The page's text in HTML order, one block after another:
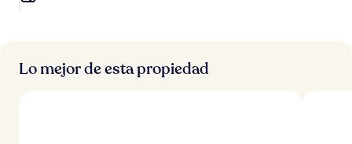
Lo mejor de esta propiedad